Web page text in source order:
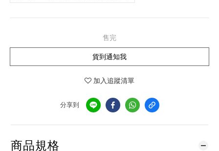
售完
貨到通知我
加入追蹤清單
分享到
商品規格